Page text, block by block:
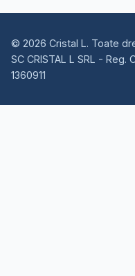
© 2026 Cristal L. Toate
SC CRISTAL L SRL - Reg.
1360911